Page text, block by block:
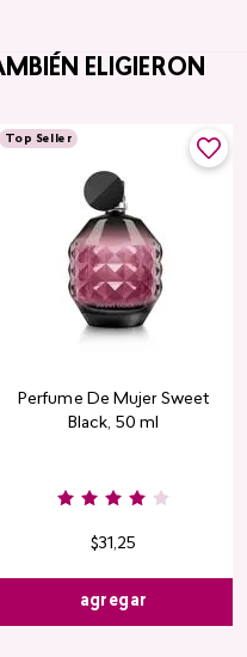
ELIGIERON
Top Seller
Perfume De Mujer Sweet
Black, 50 ml
$31,25
agregar
Burgundy
Rose Pink Dusty